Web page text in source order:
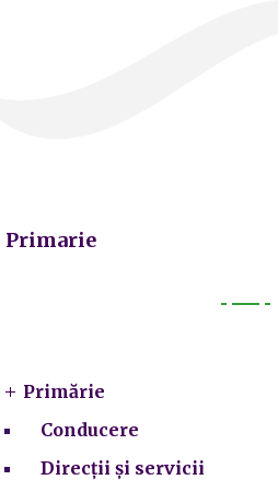
Primarie
Primărie
Conducere
Direcții și servicii